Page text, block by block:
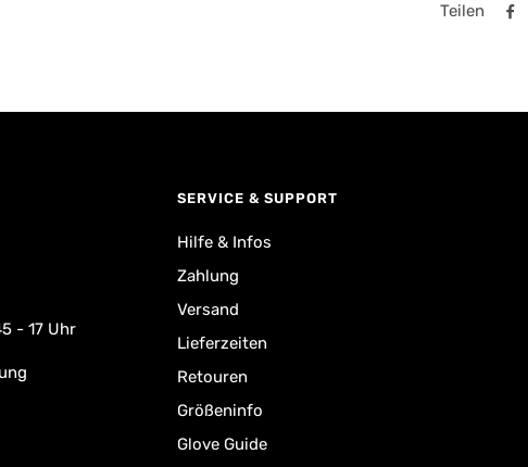
Teilen
- 17 Uhr
SERVICE & SUPPORT
Hilfe & Infos
Zahlung
Versand
Lieferzeiten
Retouren
Größeninfo
Glove Guide